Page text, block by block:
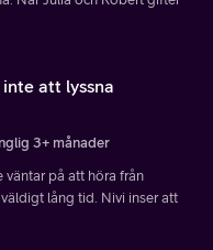
att lyssna
3+ månader
väntar på att höra från
lång tid. Nivi inser att